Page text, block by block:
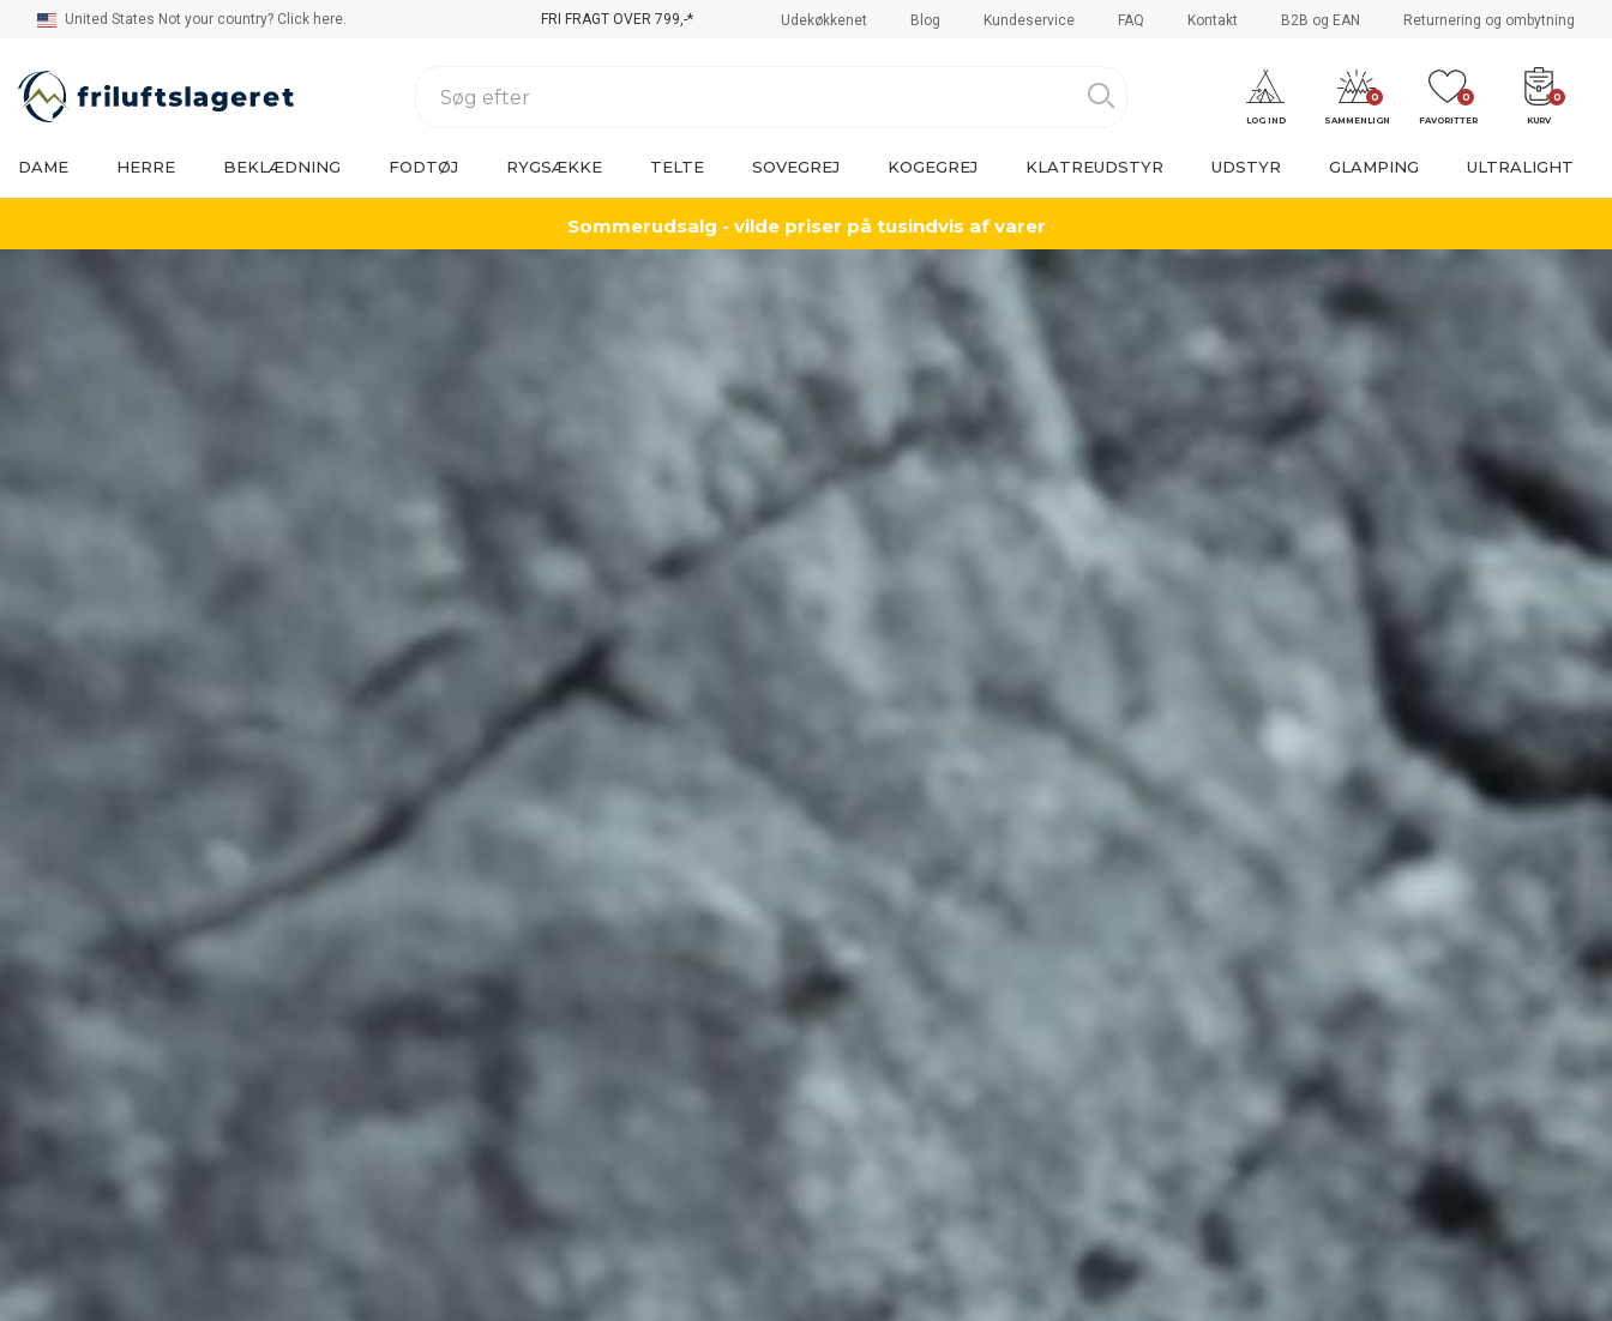
United States Not your country? Click here. FRI FRAGT OVER 799,-* Udekøkkenet Blog Kundeservice FAQ Kontakt B2B og EAN Returnering og ombytning
LOG IND
0
SAMMENLIGN
0
FAVORITTER
0
KURV
DAME HERRE BEKLÆDNING FODTØJ RYGSÆKKE TELTE SOVEGREJ KOGEGREJ KLATREUDSTYR UDSTYR GLAMPING ULTRALIGHT
Sommerudsalg - vilde priser på tusindvis af varer